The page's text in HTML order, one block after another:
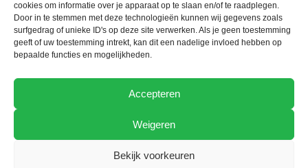
cookies om informatie over je apparaat op te slaan en/of te raadplegen.
Door in te stemmen met deze technologieën kunnen wij gegevens zoals
surfgedrag of unieke ID's op deze site verwerken. Als je geen toestemming
geeft of uw toestemming intrekt, kan dit een nadelige invloed hebben op
bepaalde functies en mogelijkheden.
Accepteren
Weigeren
Bekijk voorkeuren
Un registre de l’utilisation des produits phytos
au format électronique à partir du 1er janvier
2027